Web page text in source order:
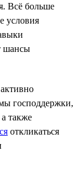
Всё больше
условия
шансы
господдержки,
также
откликаться